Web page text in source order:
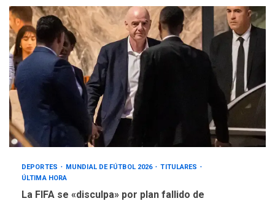
DEPORTES MUNDIAL DE FÚTBOL 2026
TITULARES
ÚLTIMA HORA
La FIFA se «disculpa» por plan fallido de